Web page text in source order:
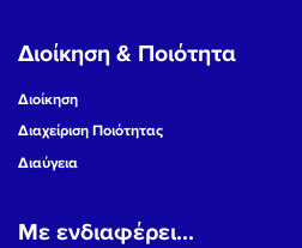
Διοίκηση & Ποιότητα
Διοίκηση
Διαχείριση Ποιότητας
Διαύγεια
Με ενδιαφέρει...